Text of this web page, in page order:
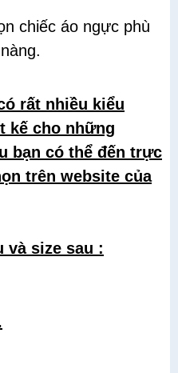
chiếc áo ngực phù
rất nhiều kiểu
kế cho những
bạn có thể đến trực
trên website của
và size sau :